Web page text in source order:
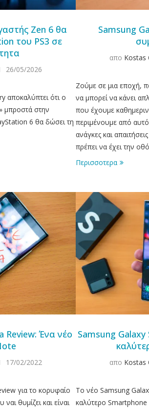
Zen 6 θα
του PS3 σε
26/05/2026
αποκαλύπτει ότι ο
μπροστά στην
6 θα δώσει τη
Samsung
απο Kostas
Ζούμε σε μια εποχή,
να μπορεί να κάνει
που έχουμε
περιμένουμε από
ανάγκες και
πρέπει να έχει την
Περισσοτερα
Review: Ένα νέο
17/02/2022
για το κορυφαίο
θυμίζει και είναι
Samsung
απο Kostas
Το νέο Samsung
καλύτερο Smartphone